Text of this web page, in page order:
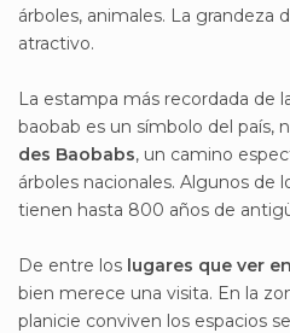
árboles, animales. La grandeza
atractivo.
La estampa más recordada de
baobab es un símbolo del país,
des Baobabs, un camino
árboles nacionales. Algunos de
tienen hasta 800 años de
De entre los lugares que ver
bien merece una visita. En la
planicie conviven los espacios